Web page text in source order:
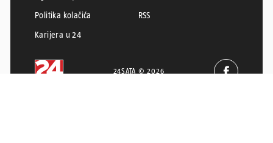
Politika kolačića
RSS
Karijera u 24
24SATA © 2026